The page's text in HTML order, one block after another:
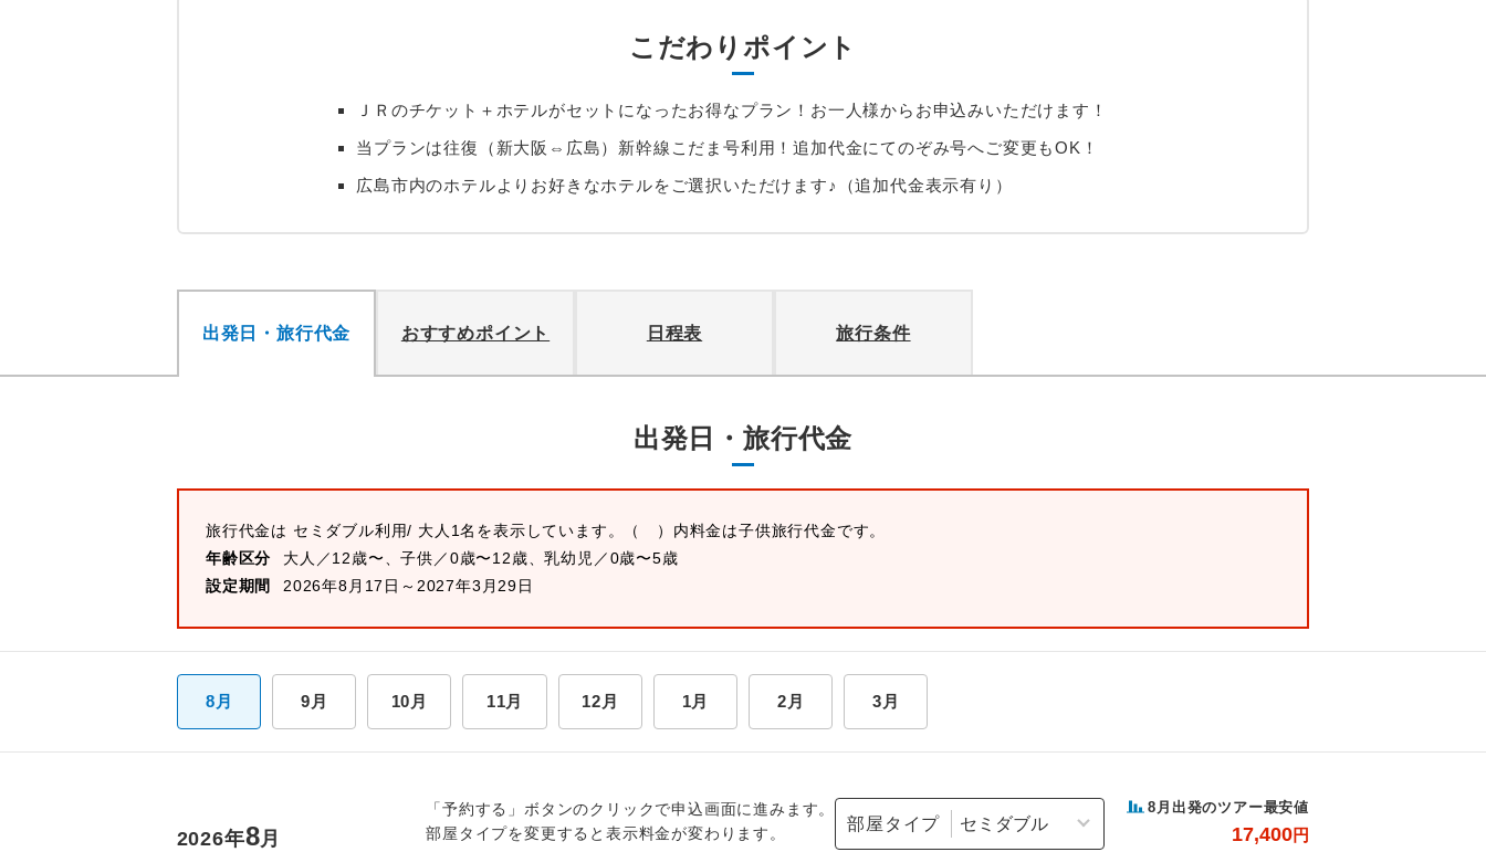
こだわりポイント
ＪＲのチケット＋ホテルがセットになったお得なプラン！お一人様からお申込みいただけます！
当プランは往復（新大阪⇔広島）新幹線こだま号利用！追加代金にてのぞみ号へご変更もOK！
広島市内のホテルよりお好きなホテルをご選択いただけます♪（追加代金表示有り）
出発日・旅行代金 おすすめポイント 日程表 旅行条件
出発日・旅行代金
旅行代金は セミダブル利用/ 大人1名を表示しています。
（ ）内料金は子供旅行代金です。
年齢区分
大人／12歳〜、子供／0歳〜12歳、乳幼児／0歳〜5歳
設定期間
2026年8月17日～2027年3月29日
8月 9月 10月 11月 12月 1月 2月 3月
「予約する」ボタンのクリックで申込画面に進みます。
部屋タイプを変更すると表示料金が変わります。
部屋タイプ
8 月出発のツアー最安値
17,400円
2026年8月